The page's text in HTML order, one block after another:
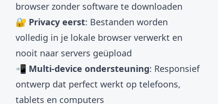
browser zonder software te downloaden
🔐 Privacy eerst: Bestanden worden
volledig in je lokale browser verwerkt en
nooit naar servers geüpload
📲 Multi-device ondersteuning: Responsief
ontwerp dat perfect werkt op telefoons,
tablets en computers